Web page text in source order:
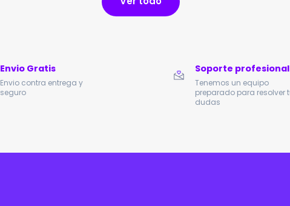
Envio Gratis
Envio contra entrega y
seguro
Soporte profesional
Tenemos un equipo
preparado para resolver
dudas